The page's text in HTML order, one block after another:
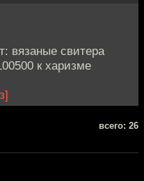
вязаные свитера
к харизме
всего: 26